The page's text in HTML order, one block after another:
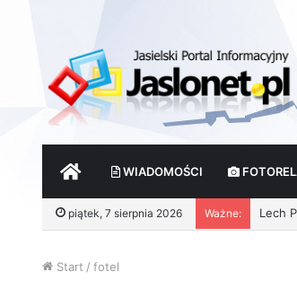
START WIADOMOŚCI
piątek, 7 sierpnia 2026 Ważne: Lech
Start / fotel